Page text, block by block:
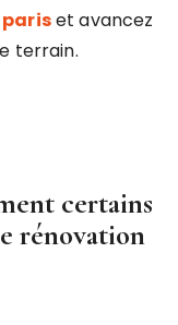
et avancez
terrain.
certains
rénovation